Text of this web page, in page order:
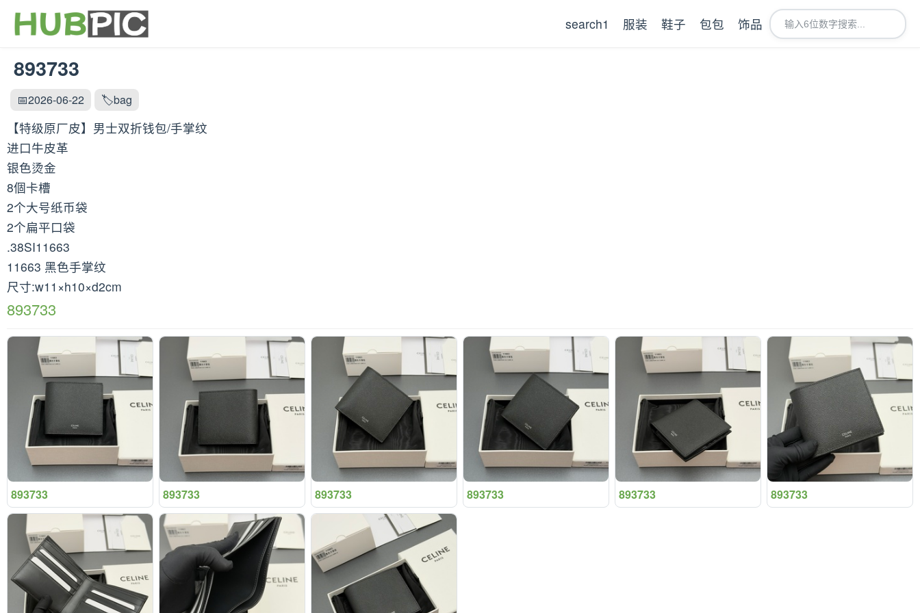
search1 服装 鞋子 包包 饰品
893733
📅2026-06-22 🏷️bag
【特级原厂皮】男士双折钱包/手掌纹
进口牛皮革
银色烫金
8個卡槽
2个大号纸币袋
2个扁平口袋
.38SI11663
11663 黑色手掌纹
尺寸:w11×h10×d2cm
893733
893733 893733 893733 893733 893733 893733